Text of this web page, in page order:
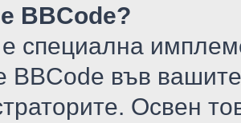
BBCode?
специална
BBCode във
Освен